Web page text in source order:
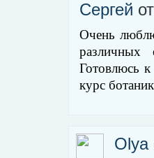
Сергей
Очень
различных
Готовлюсь
курс
Olya